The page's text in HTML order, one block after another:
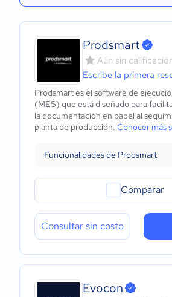
Prodsmart
Aún sin
Escribe la primera
Prodsmart es el software de
(MES) que está diseñado para
la documentación en papel al
planta de producción. Conocer más
Funcionalidades de Prodsmart
Comparar
Consultar sin costo
Evocon